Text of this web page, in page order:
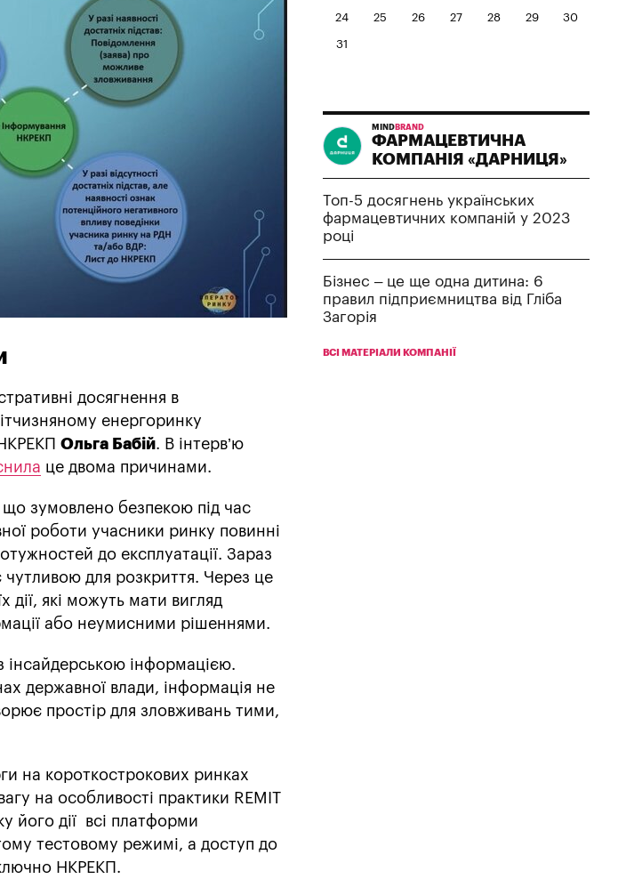
досягнення в
енергоринку
Ольга Бабій. В інтерв’ю
це двома причинами.
що зумовлено безпекою під час
роботи учасники ринку повинні
до експлуатації. Зараз
чутливою для розкриття. Через це
дії, які можуть мати вигляд
або неумисними рішеннями.
інсайдерською інформацією.
державної влади, інформація не
простір для зловживань тими,
на короткострокових ринках
на особливості практики REMIT
його дії всі платформи
тестовому режимі, а доступ до
НКРЕКП.
24 25 26 27 28 29 30
31
MIND BRAND
ФАРМАЦЕВТИЧНА
КОМПАНІЯ «ДАРНИЦЯ»
Топ-5 досягнень українських
фармацевтичних компаній у 2023
році
Бізнес – це ще одна дитина: 6
правил підприємництва від Гліба
Загорія
ВСІ МАТЕРІАЛИ КОМПАНІЇ